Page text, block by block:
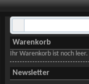
Warenkorb
Ihr Warenkorb ist noch leer.
Newsletter